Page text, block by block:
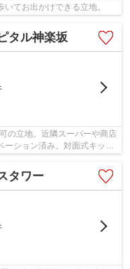
てお出かけできる立地。
タル神楽坂
の立地。近隣スーパーや商店
ーション済み。対面式キッチ
タワー